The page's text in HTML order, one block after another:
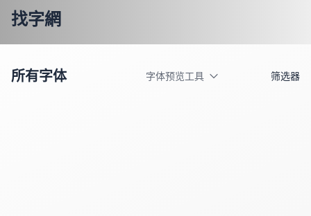
找字網
所有字体 字体预览工具 筛选器